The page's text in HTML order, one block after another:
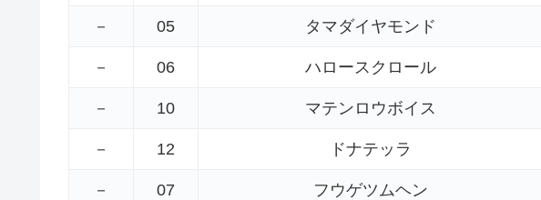
－ 05 タマダイヤモンド
－ 06 ハロースクロール
－ 10 マテンロウボイス
－ 12 ドナテッラ
－ 07 フウゲツムヘン